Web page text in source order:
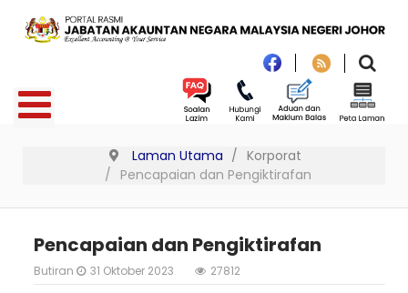
Laman Utama
Korporat
Pencapaian dan Pengiktirafan
Pencapaian dan Pengiktirafan
Butiran 31 Oktober 2023 27812